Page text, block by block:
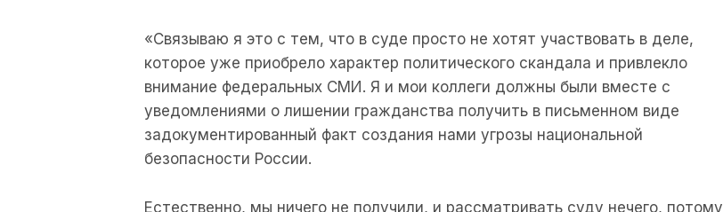
«Связываю я это с тем, что в суде просто не хотят участвовать в деле,
которое уже приобрело характер политического скандала и привлекло
внимание федеральных СМИ. Я и мои коллеги должны были вместе с
уведомлениями о лишении гражданства получить в письменном виде
задокументированный факт создания нами угрозы национальной
безопасности России.
Естественно, мы ничего не получили, и рассматривать суду нечего, потому